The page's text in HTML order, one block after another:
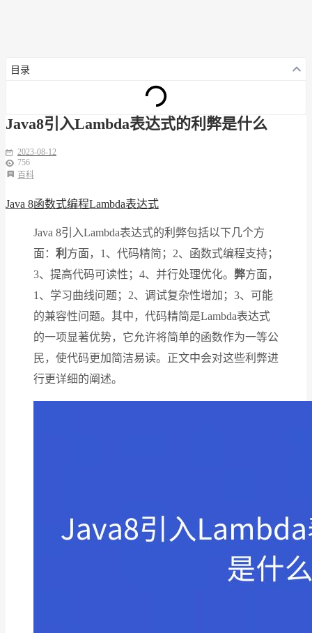
目录
Java8引入Lambda表达式的利弊是什么
2023-08-12
756
百科
Java 8函数式编程Lambda表达式
Java 8引入Lambda表达式的利弊包括以下几个方
面： 利 方面，1、代码精简；2、函数式编程支持；
3、提高代码可读性；4、并行处理优化。 弊方面，
1、学习曲线问题；2、调试复杂性增加；3、可能
的兼容性问题。其中，代码精简是Lambda表达式
的一项显著优势，它允许将简单的函数作为一等公
民，使代码更加简洁易读。正文中会对这些利弊进
行更详细的阐述。